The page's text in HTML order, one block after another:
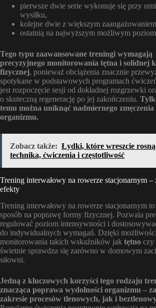
pierwsze dwie serie wykonuje się przy
wysiłku,
kolejne dwie z większym
ostatnią na najwyższym możliwym
Tego typu zaawansowane treningi wymagają
precyzyjnego monitorowania tętna i solidnej
fizycznej, ponieważ obciążenia znacznie
spotykane w podstawowych programach
jest rozpoczęcie sesji od dokładnej rozgrzewki
o skuteczną regenerację po jej zakończeniu.
temu można uniknąć nadmiernego
organizmu.
Zobacz także: Łydki, które wreszcie
technika, ćwiczenia i częstotliwość
Trening interwałowy na rowerze stacjonarnym –
efekty
Trening interwałowy na rowerze stacjonarnym
sposób na poprawę formy fizycznej. Pozwala
regulować poziom intensywności i
do indywidualnych wymagań. Dzięki możliwości
monitorowania takich wskaźników jak tętno czy
świetnie sprawdza się zarówno w domowym
siłowni.
Jedną z kluczowych korzyści tego rodzaju
znacząca poprawa wydolności organizmu –
zakresie procesów tlenowych, jak i